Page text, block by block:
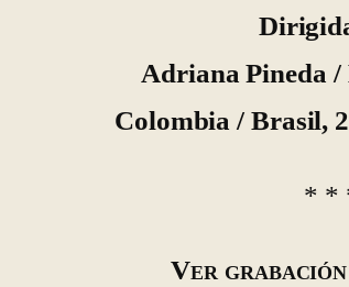
Adriana Pineda
Colombia / Brasil,
* *
Ver